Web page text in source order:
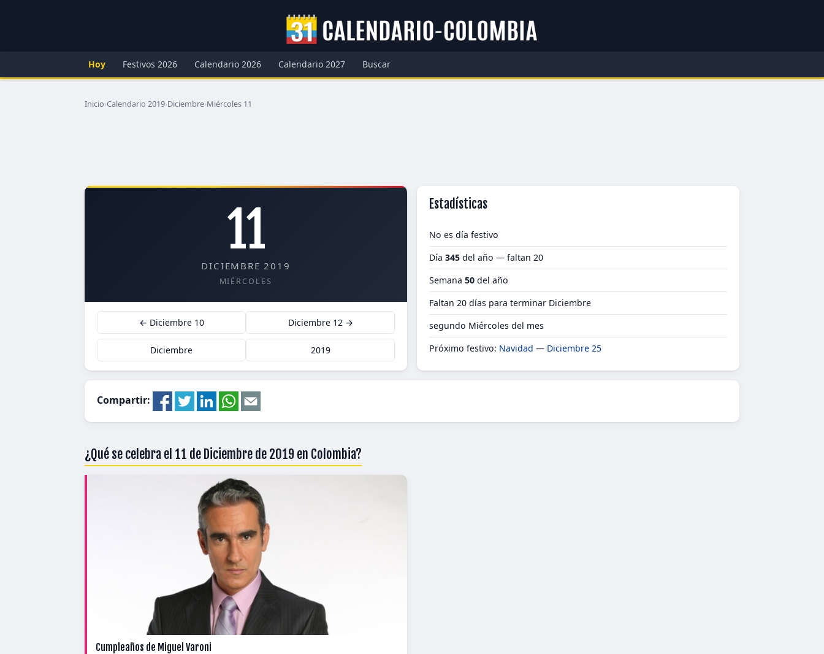
Hoy Festivos 2026 Calendario 2026 Calendario 2027 Buscar
Inicio›Calendario 2019›Diciembre›Miércoles 11
11
DICIEMBRE 2019
MIÉRCOLES
← Diciembre 10 Diciembre 12 →
Diciembre 2019
Estadísticas
No es día festivo
Día 345 del año — faltan 20
Semana 50 del año
Faltan 20 días para terminar Diciembre
segundo Miércoles del mes
Próximo festivo: Navidad — Diciembre 25
Compartir:
¿Qué se celebra el 11 de Diciembre de 2019 en Colombia?
Cumpleaños de Miguel Varoni